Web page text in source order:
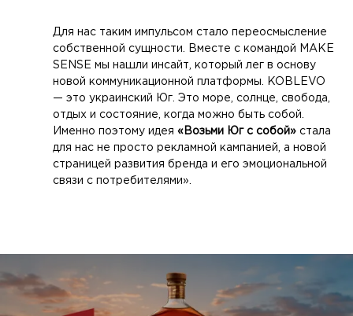
Для нас таким импульсом стало переосмысление
собственной сущности. Вместе с командой MAKE
SENSE мы нашли инсайт, который лег в основу
новой коммуникационной платформы. KOBLEVO
— это украинский Юг. Это море, солнце, свобода,
отдых и состояние, когда можно быть собой.
Именно поэтому идея «Возьми Юг с собой» стала
для нас не просто рекламной кампанией, а новой
страницей развития бренда и его эмоциональной
связи с потребителями».